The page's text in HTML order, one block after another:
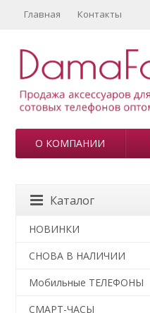
Главная Контакты
О КОМПАНИИ
Каталог
НОВИНКИ
СНОВА В НАЛИЧИИ
Мобильные ТЕЛЕФОНЫ
СМАРТ-ЧАСЫ